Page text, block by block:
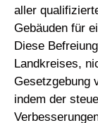
aller
Gebäuden für
Diese
Landkreises,
Gesetzgebung
indem der